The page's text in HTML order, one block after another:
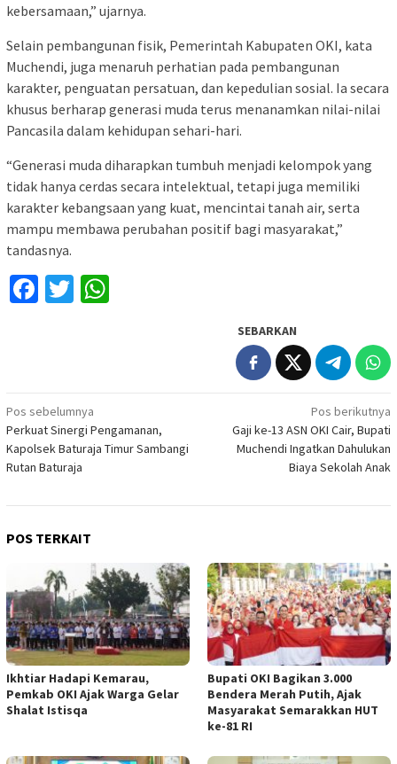
kebersamaan,” ujarnya.
Selain pembangunan fisik, Pemerintah Kabupaten OKI, kata
Muchendi, juga menaruh perhatian pada pembangunan
karakter, penguatan persatuan, dan kepedulian sosial. Ia secara
khusus berharap generasi muda terus menanamkan nilai-nilai
Pancasila dalam kehidupan sehari-hari.
“Generasi muda diharapkan tumbuh menjadi kelompok yang
tidak hanya cerdas secara intelektual, tetapi juga memiliki
karakter kebangsaan yang kuat, mencintai tanah air, serta
mampu membawa perubahan positif bagi masyarakat,”
tandasnya.
Facebook
Twitter
SEBARKAN
Navigasi
pos
Pos sebelumnya
Perkuat Sinergi Pengamanan,
Kapolsek Baturaja Timur Sambangi
Rutan Baturaja
Pos berikutnya
Gaji ke-13 ASN OKI Cair, Bupati
Muchendi Ingatkan Dahulukan
Biaya Sekolah Anak
POS TERKAIT
Ikhtiar Hadapi Kemarau,
Pemkab OKI Ajak Warga Gelar
Shalat Istisqa
Bupati OKI Bagikan 3.000
Bendera Merah Putih, Ajak
Masyarakat Semarakkan HUT
ke-81 RI